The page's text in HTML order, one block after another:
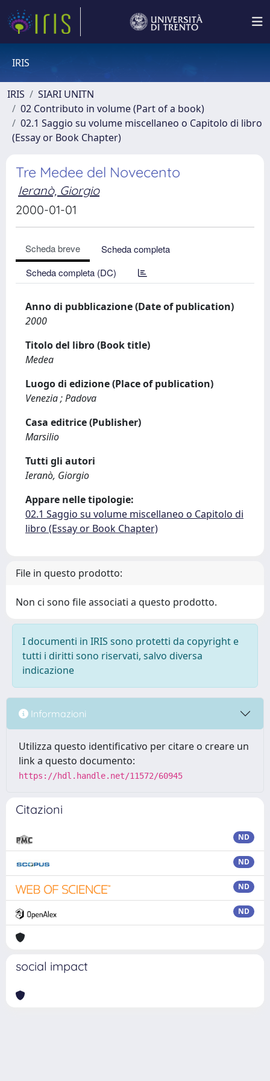
IRIS
IRIS
SIARI UNITN
02 Contributo in volume (Part of a book)
02.1 Saggio su volume miscellaneo o Capitolo di libro
(Essay or Book Chapter)
Tre Medee del Novecento
Ieranò, Giorgio
2000-01-01
Scheda breve
Scheda completa
Scheda completa (DC)
Anno di pubblicazione (Date of publication)
2000
Titolo del libro (Book title)
Medea
Luogo di edizione (Place of publication)
Venezia ; Padova
Casa editrice (Publisher)
Marsilio
Tutti gli autori
Ieranò, Giorgio
Appare nelle tipologie:
02.1 Saggio su volume miscellaneo o Capitolo di
libro (Essay or Book Chapter)
File in questo prodotto:
Non ci sono file associati a questo prodotto.
I documenti in IRIS sono protetti da copyright e
tutti i diritti sono riservati, salvo diversa
indicazione
Informazioni
Utilizza questo identificativo per citare o creare un
link a questo documento:
https://hdl.handle.net/11572/60945
Citazioni
ND
ND
ND
ND
social impact